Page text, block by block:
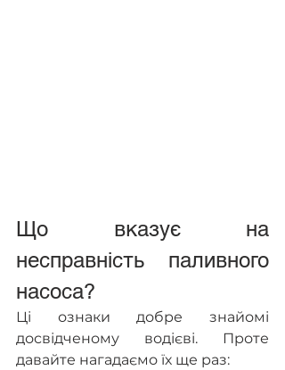
Що вказує на
несправність паливного
насоса?
Ці ознаки добре знайомі
досвідченому водієві. Проте
давайте нагадаємо їх ще раз: